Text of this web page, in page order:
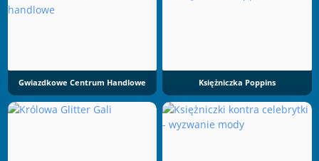
Gwiazdkowe Centrum Handlowe Księżniczka Poppins